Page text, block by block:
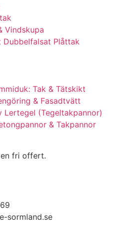
Vindskupa
Dubbelfalsat Plåttak
Tak & Tätskikt
& Fasadtvätt
Lertegel (Tegeltakpannor)
& Takpannor
fri offert.
sormland.se